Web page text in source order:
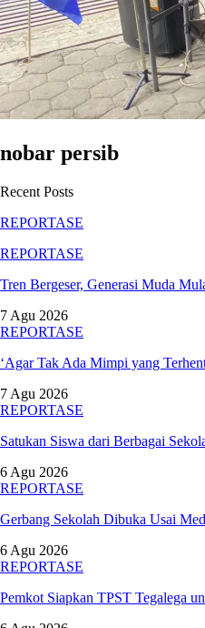
nobar persib
Recent Posts
REPORTASE
REPORTASE
Tren Bergeser, Generasi Muda
7 Agu 2026
REPORTASE
‘Agar Tak Ada Mimpi yang
7 Agu 2026
REPORTASE
Satukan Siswa dari Berbagai
6 Agu 2026
REPORTASE
Gerbang Sekolah Dibuka Usai
6 Agu 2026
REPORTASE
Pemkot Siapkan TPST Tegalega